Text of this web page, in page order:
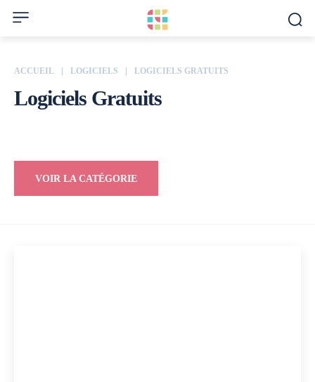
ACCUEIL LOGICIELS LOGICIELS GRATUITS
Logiciels Gratuits
VOIR LA CATÉGORIE